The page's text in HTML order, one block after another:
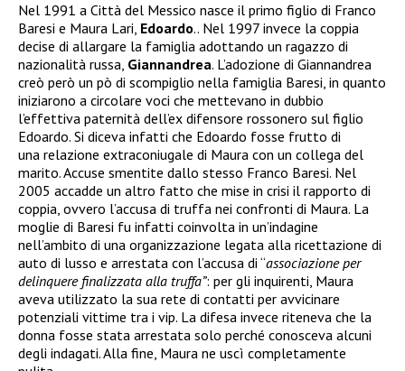
Nel 1991 a Città del Messico nasce il primo figlio di Franco
Baresi e Maura Lari, Edoardo.. Nel 1997 invece la coppia
decise di allargare la famiglia adottando un ragazzo di
nazionalità russa, Giannandrea. L’adozione di Giannandrea
creò però un pò di scompiglio nella famiglia Baresi, in quanto
iniziarono a circolare voci che mettevano in dubbio
l’effettiva paternità dell’ex difensore rossonero sul figlio
Edoardo. Si diceva infatti che Edoardo fosse frutto di
una relazione extraconiugale di Maura con un collega del
marito. Accuse smentite dallo stesso Franco Baresi. Nel
2005 accadde un altro fatto che mise in crisi il rapporto di
coppia, ovvero l’accusa di truffa nei confronti di Maura. La
moglie di Baresi fu infatti coinvolta in un’indagine
nell’ambito di una organizzazione legata alla ricettazione di
auto di lusso e arrestata con l’accusa di “associazione per
delinquere finalizzata alla truffa”: per gli inquirenti, Maura
aveva utilizzato la sua rete di contatti per avvicinare
potenziali vittime tra i vip. La difesa invece riteneva che la
donna fosse stata arrestata solo perché conosceva alcuni
degli indagati. Alla fine, Maura ne uscì completamente